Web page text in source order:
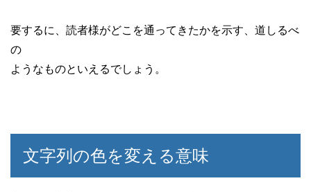
要するに、読者様がどこを通ってきたかを示す、道しるべ
の
ようなものといえるでしょう。
文字列の色を変える意味